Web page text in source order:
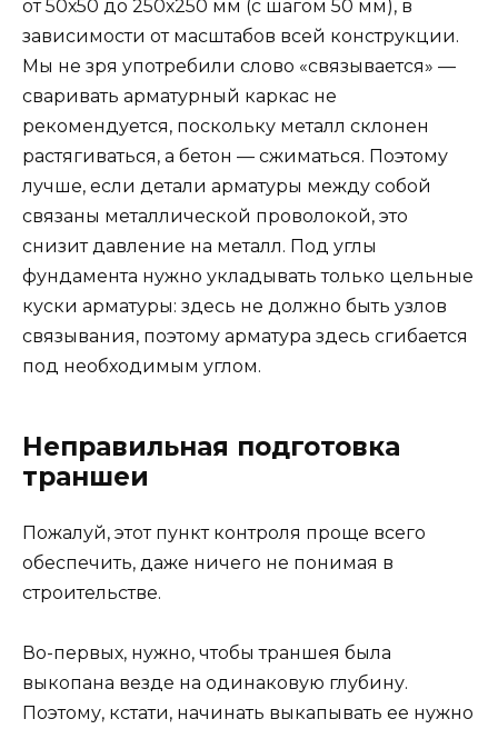
от 50х50 до 250х250 мм (с шагом 50 мм), в
зависимости от масштабов всей конструкции.
Мы не зря употребили слово «связывается» —
сваривать арматурный каркас не
рекомендуется, поскольку металл склонен
растягиваться, а бетон — сжиматься. Поэтому
лучше, если детали арматуры между собой
связаны металлической проволокой, это
снизит давление на металл. Под углы
фундамента нужно укладывать только цельные
куски арматуры: здесь не должно быть узлов
связывания, поэтому арматура здесь сгибается
под необходимым углом.
Неправильная подготовка
траншеи
Пожалуй, этот пункт контроля проще всего
обеспечить, даже ничего не понимая в
строительстве.
Во-первых, нужно, чтобы траншея была
выкопана везде на одинаковую глубину.
Поэтому, кстати, начинать выкапывать ее нужно